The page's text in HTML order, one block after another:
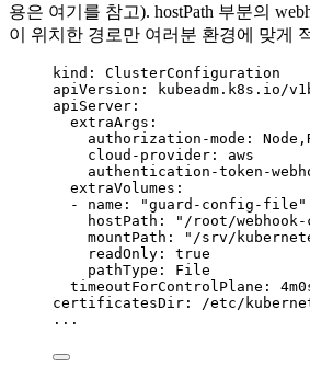
용은 여기를 참고). hostPath 부분의
이 위치한 경로만 여러분 환경에 맞게
kind : ClusterConfiguration
apiVersion :
kubeadm.k8s.io/
apiServer :
extraArgs :
authorization-mode :
cloud-provider : aws
authentication-token-
extraVolumes :
- name : "guard-config-file "
hostPath : " /root/
mountPath : " /srv/
readOnly : true
pathType : File
timeoutForControlPlane :
certificatesDir : /etc/
...